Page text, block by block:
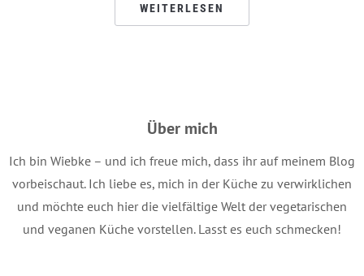
WEITERLESEN
Über mich
Ich bin Wiebke – und ich freue mich, dass ihr auf meinem Blog
vorbeischaut. Ich liebe es, mich in der Küche zu verwirklichen
und möchte euch hier die vielfältige Welt der vegetarischen
und veganen Küche vorstellen. Lasst es euch schmecken!